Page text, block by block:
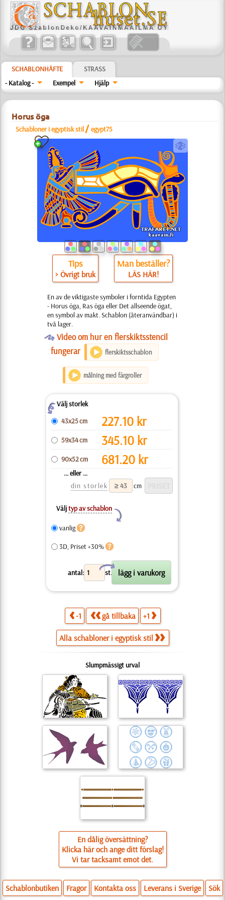
SCHABLONHÄFTE
STRASS
- Katalog -
Exempel Hjälp
Horus öga
Schabloner i egyptisk stil /egypt75
b
Tips
> Övrigt bruk
Man beställer?
LÄS HÄR!
En av de viktigaste symboler i forntida Egypten
- Horus öga, Ras öga eller Det allseende ögat,
en symbol av makt. Schablon (återanvändbar) i
två lager.
OVideo om hur en flerskiktsstencil
fungerar
flerskiktsschablon
målning med färgroller
ZVälj storlek
43x25 cm
227.10 kr
59x34 cm 345.10 kr
90x52 cm 681.20 kr
... eller ...
din storlek
cm
Väljtyp av schablon
Y
vanlig
3D, Priset +30%
antal: st.
X
-1 gå tillbaka +1
Alla schabloner i egyptisk stil
Slumpmässigt urval
En dålig översättning?
Klicka här och ange ditt förslag!
Vi tar tacksamt emot det.
Schablonbutiken Fragor Kontakta oss Leverans i Sverige Sök